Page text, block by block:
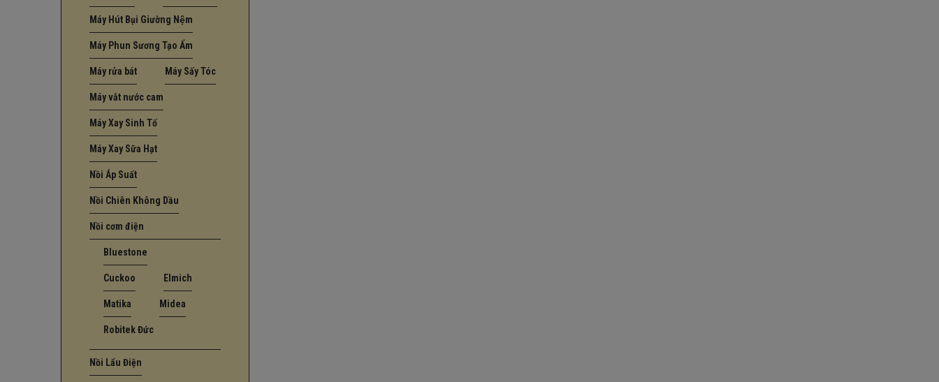
Máy Hút Bụi Giường Nệm
Máy Phun Sương Tạo Ẩm
Máy rửa bát Máy Sấy Tóc
Máy vắt nước cam
Máy Xay Sinh Tố
Máy Xay Sữa Hạt
Nồi Áp Suất
Nồi Chiên Không Dầu
Nồi cơm điện
Bluestone
Cuckoo Elmich
Matika Midea
Robitek Đức
Nồi Lẩu Điện